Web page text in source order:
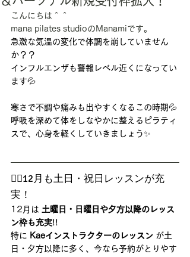
こんにちは＾＾
mana pilates studioのManamiです。
急激な気温の変化で体調を崩していません
か？？
インフルエンザも警報レベル近くになってい
ます💦
寒さで不調や痛みも出やすくなるこの時期💦
呼吸を深めて体をしなやかに整えるピラティ
スで、心身を軽くしていきましょう✨
🧘‍♀️12月も土日・祝日レッスンが充
実！
12月は 土曜日・日曜日や夕方以降のレッス
ン枠も充実!!
特に Kaeインストラクターのレッスン が土
日・夕方以降に多く、今なら予約がとりやす